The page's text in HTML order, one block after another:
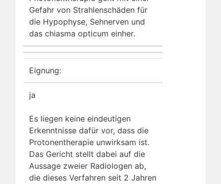
Gefahr von Strahlenschäden für
die Hypophyse, Sehnerven und
das chiasma opticum einher.
Eignung:
ja
Es liegen keine eindeutigen
Erkenntnisse dafür vor, dass die
Protonentherapie unwirksam ist.
Das Gericht stellt dabei auf die
Aussage zweier Radiologen ab,
die dieses Verfahren seit 2 Jahren